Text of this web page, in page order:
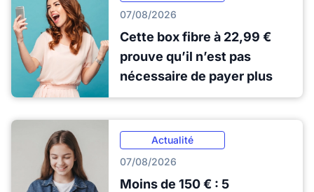
07/08/2026
Cette box fibre à 22,99 €
prouve qu’il n’est pas
nécessaire de payer plus
Actualité
07/08/2026
Moins de 150 € : 5